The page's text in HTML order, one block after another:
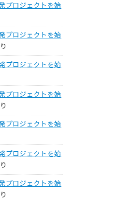
プロジェクトを始
プロジェクトを始
プロジェクトを始
プロジェクトを始
プロジェクトを始
プロジェクトを始
プロジェクトを始